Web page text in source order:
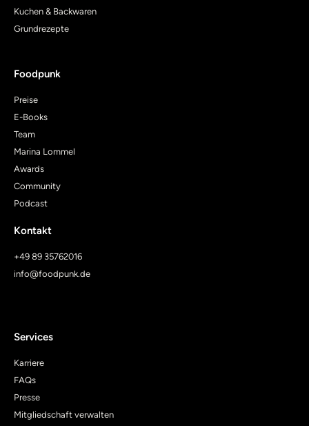
Kuchen & Backwaren
Grundrezepte
Foodpunk
Preise
E-Books
Team
Marina Lommel
Awards
Community
Podcast
Kontakt
+49 89 35762016
info@foodpunk.de
Services
Karriere
FAQs
Presse
Mitgliedschaft verwalten